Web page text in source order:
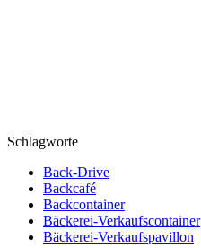
Schlagworte
Back-Drive
Backcafé
Backcontainer
Bäckerei-Verkaufscontainer
Bäckerei-Verkaufspavillon